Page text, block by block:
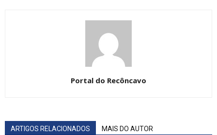
Portal do Recôncavo
ARTIGOS RELACIONADOS MAIS DO AUTOR